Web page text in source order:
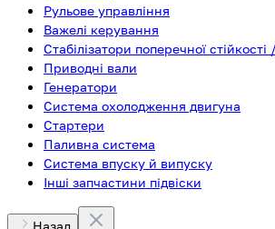
Рульове управління
Важелі керування
Стабілізатори поперечної
Приводні вали
Генератори
Система охолодження двигуна
Стартери
Паливна система
Система впуску й випуску
Інші запчастини підвіски
Назад